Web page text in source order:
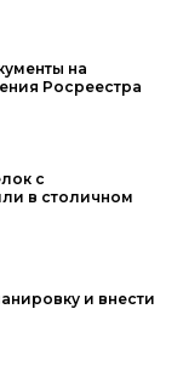
на
Росреестра
с
в столичном
и внести